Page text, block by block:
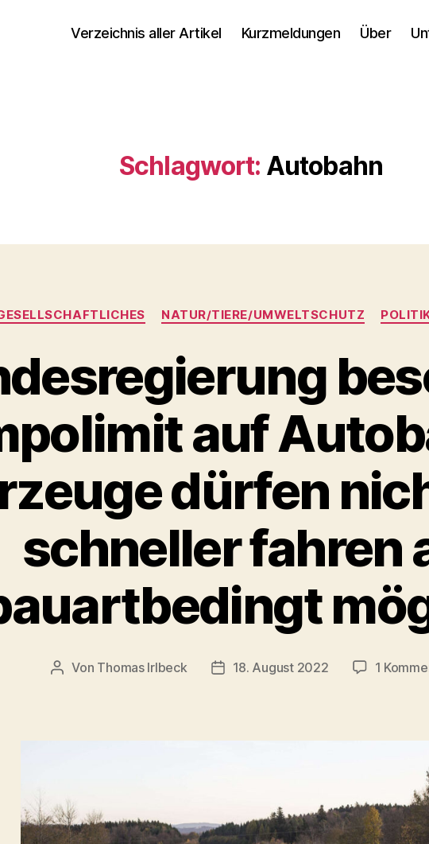
Verzeichnis aller Artikel Kurzmeldungen Über
Schlagwort: Autobahn
Kategorien
NATUR/TIERE/UMWELTSCHUTZ
auf
dürfen
schneller fahren
Beitragsautor
Von Thomas Irlbeck Veröffentlichungsdatum
18. August 2022 1